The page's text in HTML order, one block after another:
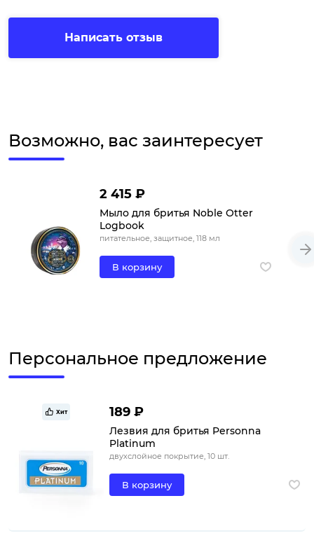
Написать отзыв
Возможно, вас заинтересует
2 415 ₽
Мыло для бритья Noble Otter
Logbook
питательное, защитное, 118 мл
В корзину
Персональное предложение
Хит 189 ₽
Лезвия для бритья Personna
Platinum
двухслойное покрытие, 10 шт.
В корзину